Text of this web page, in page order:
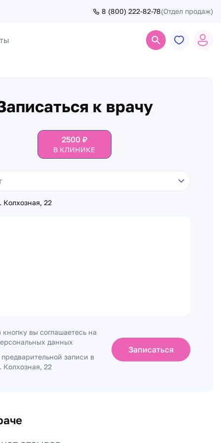
8 (800) 222-82-78(Отдел продаж)
к врачу
2500₽
В КЛИНИКЕ
Колхозная, 22
вы соглашаетесь на
данных
предварительной записи в
Колхозная, 22
Записаться